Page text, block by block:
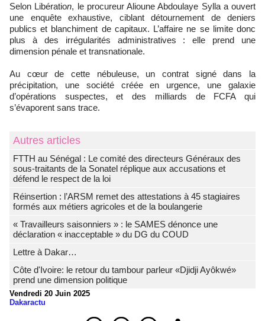
Selon Libération, le procureur Alioune Abdoulaye Sylla a ouvert
une enquête exhaustive, ciblant détournement de deniers
publics et blanchiment de capitaux. L’affaire ne se limite donc
plus à des irrégularités administratives : elle prend une
dimension pénale et transnationale.
Au cœur de cette nébuleuse, un contrat signé dans la
précipitation, une société créée en urgence, une galaxie
d’opérations suspectes, et des milliards de FCFA qui
s’évaporent sans trace.
Autres articles
FTTH au Sénégal : Le comité des directeurs Généraux des
sous-traitants de la Sonatel réplique aux accusations et
défend le respect de la loi
Réinsertion : l’ARSM remet des attestations à 45 stagiaires
formés aux métiers agricoles et de la boulangerie
« Travailleurs saisonniers » : le SAMES dénonce une
déclaration « inacceptable » du DG du COUD
Lettre à Dakar…
Côte d'Ivoire: le retour du tambour parleur «Djidji Ayôkwé»
prend une dimension politique
Vendredi 20 Juin 2025
Dakaractu